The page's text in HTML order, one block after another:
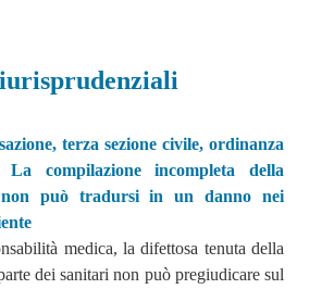
terza sezione civile, ordinanza
compilazione incompleta della
non può tradursi in un danno nei
medica, la difettosa tenuta della
dei sanitari non può pregiudicare sul